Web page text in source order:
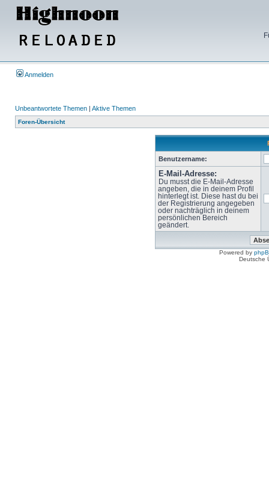
Anmelden
Unbeantwortete Themen | Aktive Themen
Foren-Übersicht
Benutzername:
E-Mail-Adresse:
Du musst die E-Mail-Adresse
angeben, die in deinem Profil
hinterlegt ist. Diese hast du bei
der Registrierung angegeben
oder nachträglich in deinem
persönlichen Bereich
geändert.
Powered by
Deutsche